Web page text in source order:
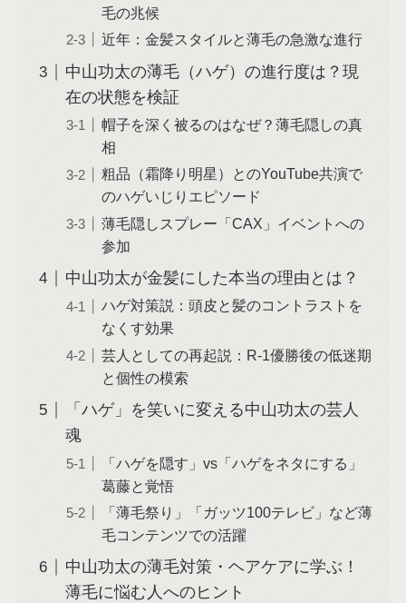
毛の兆候
近年：金髪スタイルと薄毛の急激な進行
中山功太の薄毛（ハゲ）の進行度は？現
在の状態を検証
帽子を深く被るのはなぜ？薄毛隠しの真
相
粗品（霜降り明星）とのYouTube共演で
のハゲいじりエピソード
薄毛隠しスプレー「CAX」イベントへの
参加
中山功太が金髪にした本当の理由とは？
ハゲ対策説：頭皮と髪のコントラストを
なくす効果
芸人としての再起説：R-1優勝後の低迷期
と個性の模索
「ハゲ」を笑いに変える中山功太の芸人
魂
「ハゲを隠す」vs「ハゲをネタにする」
葛藤と覚悟
「薄毛祭り」「ガッツ100テレビ」など薄
毛コンテンツでの活躍
中山功太の薄毛対策・ヘアケアに学ぶ！
薄毛に悩む人へのヒント